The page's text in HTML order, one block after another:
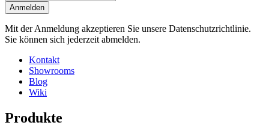
Anmelden
Mit der Anmeldung akzeptieren Sie unsere Datenschutzrichtlinie.
Sie können sich jederzeit abmelden.
Kontakt
Showrooms
Blog
Wiki
Produkte